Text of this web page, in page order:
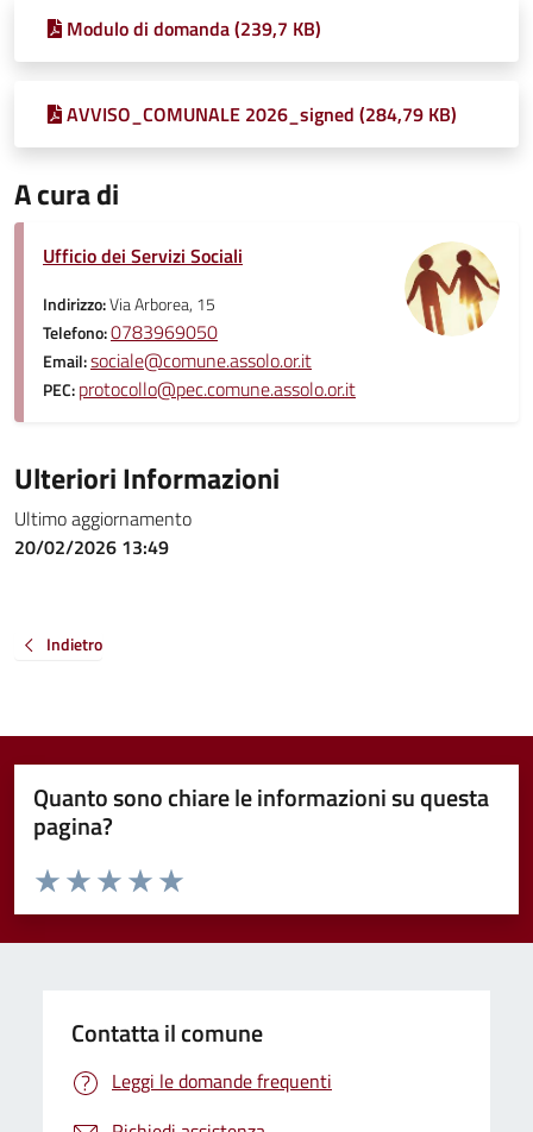
Modulo di domanda (239,7 KB)
AVVISO_COMUNALE 2026_signed (284,79 KB)
A cura di
Ufficio dei Servizi Sociali
Indirizzo:Via Arborea, 15
Telefono:0783969050
Email:sociale@comune.assolo.or.it
PEC:protocollo@pec.comune.assolo.or.it
Ulteriori Informazioni
Ultimo aggiornamento
20/02/2026 13:49
Indietro
Quanto sono chiare le informazioni su questa
pagina?
Valuta da 1 a 5 stelle la pagina
Valuta 5 stelle su 5
Valuta 4 stelle su 5
Valuta 3 stelle su 5
Valuta 2 stelle su 5
Valuta 1 stelle su 5
Contatta il comune
Leggi le domande frequenti